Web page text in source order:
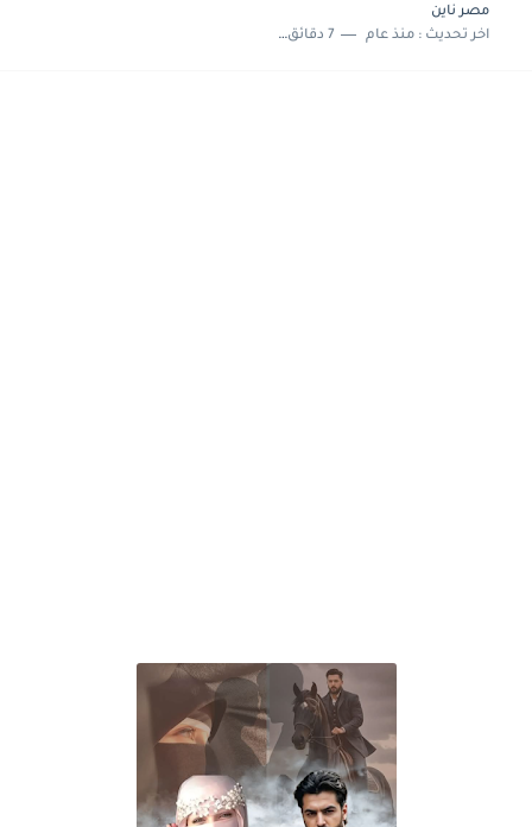
مصر ناين
اخر تحديث :منذ عام 7 دقائق للقراءة